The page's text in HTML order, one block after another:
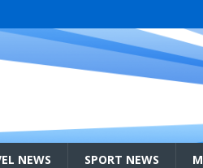
NEWS SPORT NEWS